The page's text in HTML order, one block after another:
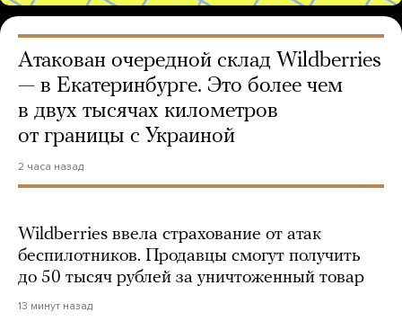
Атакован очередной склад Wildberries
— в Екатеринбурге. Это более чем
в двух тысячах километров
от границы с Украиной
2 часа назад
Wildberries ввела страхование от атак
беспилотников. Продавцы смогут получить
до 50 тысяч рублей за уничтоженный товар
13 минут назад